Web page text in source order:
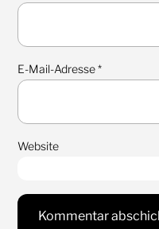
E-Mail-Adresse*
Website